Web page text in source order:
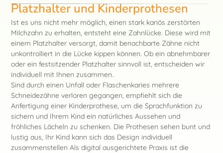
Platzhalter und Kinderprothesen
Ist es uns nicht mehr möglich, einen stark kariös zerstörten
Milchzahn zu erhalten, entsteht eine Zahnlücke. Diese wird mit
einem Platzhalter versorgt, damit benachbarte Zähne nicht
unkontrolliert in die Lücke kippen können. Ob ein abnehmbarer
oder ein festsitzender Platzhalter sinnvoll ist, entscheiden wir
individuell mit Ihnen zusammen.
Sind durch einen Unfall oder Flaschenkaries mehrere
Schneidezähne verloren gegangen, empfiehlt sich die
Anfertigung einer Kinderprothese, um die Sprachfunktion zu
sichern und Ihrem Kind ein natürliches Aussehen und
fröhliches Lächeln zu schenken. Die Prothesen sehen bunt und
lustig aus, Ihr Kind kann sich das Design individuell
zusammenstellen Als digital ausgerichtete Praxis ist die